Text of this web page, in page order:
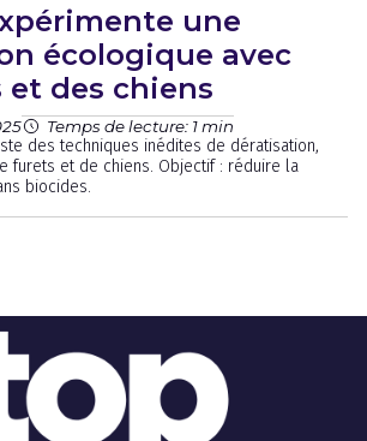
une
écologique avec
et des chiens
Temps de lecture: 1 min
des techniques inédites de dératisation,
furets et de chiens. Objectif : réduire la
biocides.